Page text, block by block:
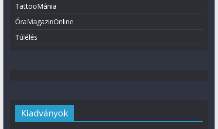
TattooMánia
ÓraMagazinOnline
Túlélés
Kiadványok